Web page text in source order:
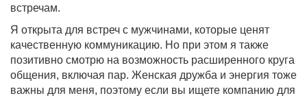
встречам.
Я открыта для встреч с мужчинами, которые ценят
качественную коммуникацию. Но при этом я также
позитивно смотрю на возможность расширенного круга
общения, включая пар. Женская дружба и энергия тоже
важны для меня, поэтому если вы ищете компанию для